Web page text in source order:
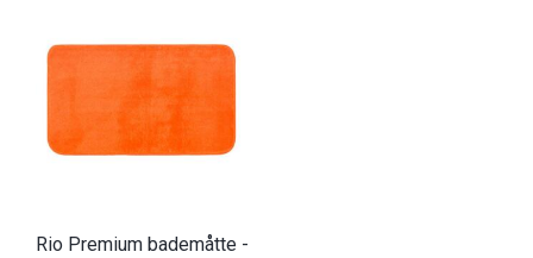
Rio Premium bademåtte -